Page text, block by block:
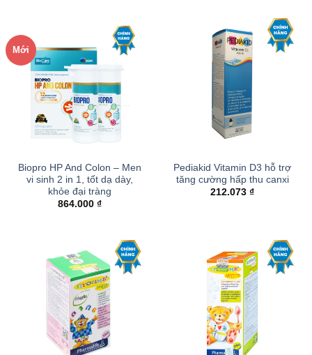
Mới
Biopro HP And Colon – Men
vi sinh 2 in 1, tốt dạ dày,
khỏe đại tràng
864.000 ₫
Pediakid Vitamin D3 hỗ trợ
tăng cường hấp thu canxi
212.073 ₫